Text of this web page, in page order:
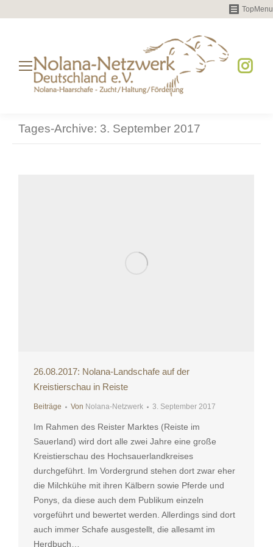
TopMenu
Tages-Archive: 3. September 2017
26.08.2017: Nolana-Landschafe auf der
Kreistierschau in Reiste
Beiträge Von Nolana-Netzwerk 3. September 2017
Im Rahmen des Reister Marktes (Reiste im
Sauerland) wird dort alle zwei Jahre eine große
Kreistierschau des Hochsauerlandkreises
durchgeführt. Im Vordergrund stehen dort zwar eher
die Milchkühe mit ihren Kälbern sowie Pferde und
Ponys, da diese auch dem Publikum einzeln
vorgeführt und bewertet werden. Allerdings sind dort
auch immer Schafe ausgestellt, die allesamt im
Herdbuch…